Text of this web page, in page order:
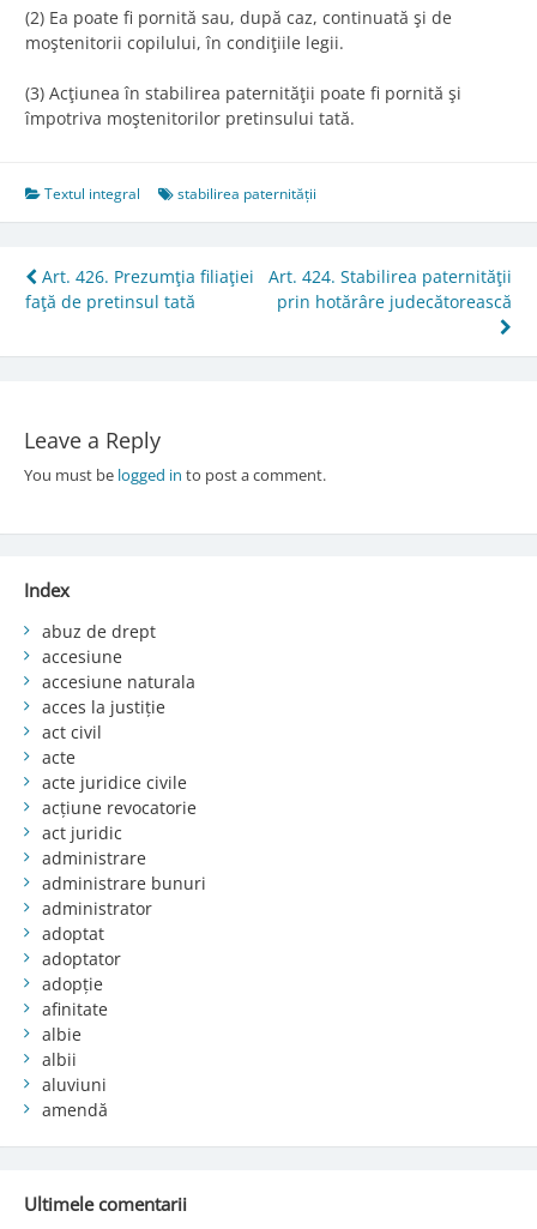
(2) Ea poate fi pornită sau, după caz, continuată şi de
moştenitorii copilului, în condiţiile legii.
(3) Acţiunea în stabilirea paternităţii poate fi pornită şi
împotriva moştenitorilor pretinsului tată.
Textul integral stabilirea paternității
Post
navigation
Art. 426. Prezumţia filiaţiei
faţă de pretinsul tată
Art. 424. Stabilirea paternităţii
prin hotărâre judecătorească
Leave a Reply
You must be logged in to post a comment.
Index
abuz de drept
accesiune
accesiune naturala
acces la justiție
act civil
acte
acte juridice civile
acțiune revocatorie
act juridic
administrare
administrare bunuri
administrator
adoptat
adoptator
adopție
afinitate
albie
albii
aluviuni
amendă
Ultimele comentarii